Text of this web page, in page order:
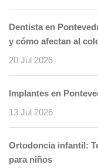
Dentista en
y cómo afectan al
20 Jul 2026
Implantes en
13 Jul 2026
Ortodoncia infantil:
para niños